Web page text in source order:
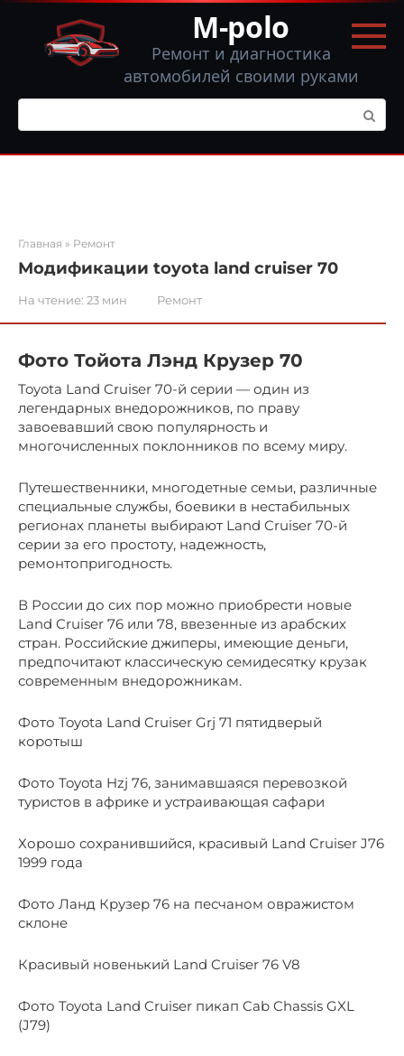
Перейти
контенту
M-polo
Ремонт и диагностика
автомобилей своими руками
Поиск:
Главная » Ремонт
Модификации toyota land cruiser 70
На чтение: 23 мин Ремонт
Фото Тойота Лэнд Крузер 70
Toyota Land Cruiser 70-й серии — один из
легендарных внедорожников, по праву
завоевавший свою популярность и
многочисленных поклонников по всему миру.
Путешественники, многодетные семьи, различные
специальные службы, боевики в нестабильных
регионах планеты выбирают Land Cruiser 70-й
серии за его простоту, надежность,
ремонтопригодность.
В России до сих пор можно приобрести новые
Land Cruiser 76 или 78, ввезенные из арабских
стран. Российские джиперы, имеющие деньги,
предпочитают классическую семидесятку крузак
современным внедорожникам.
Фото Toyota Land Cruiser Grj 71 пятидверый
коротыш
Фото Toyota Hzj 76, занимавшаяся перевозкой
туристов в африке и устраивающая сафари
Хорошо сохранившийся, красивый Land Cruiser J76
1999 года
Фото Ланд Крузер 76 на песчаном овражистом
склоне
Красивый новенький Land Cruiser 76 V8
Фото Toyota Land Cruiser пикап Cab Chassis GXL
(J79)